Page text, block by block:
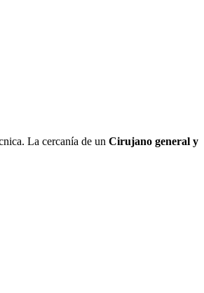
La cercanía de un Cirujano general y